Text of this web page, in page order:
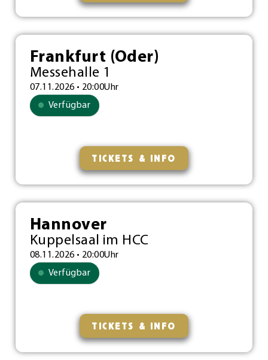
Frankfurt (Oder)
Messehalle 1
07.11.2026 • 20:00Uhr
Verfügbar
TICKETS & INFO
Hannover
Kuppelsaal im HCC
08.11.2026 • 20:00Uhr
Verfügbar
TICKETS & INFO